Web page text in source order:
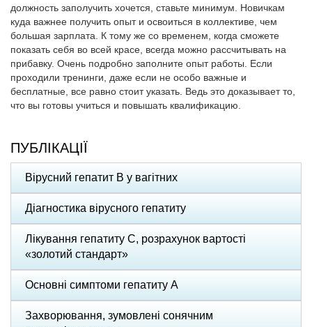
должность заполучить хочется, ставьте минимум. Новичкам
куда важнее получить опыт и освоиться в коллективе, чем
большая зарплата. К тому же со временем, когда сможете
показать себя во всей красе, всегда можно рассчитывать на
прибавку. Очень подробно заполните опыт работы. Если
проходили тренинги, даже если не особо важные и
бесплатные, все равно стоит указать. Ведь это доказывает то,
что вы готовы учиться и повышать квалификацию.
ПУБЛІКАЦІЇ
Вірусний гепатит В у вагітних
Діагностика вірусного гепатиту
Лікування гепатиту С, розрахунок вартості
«золотий стандарт»
Основні симптоми гепатиту А
Захворювання, зумовлені сонячним